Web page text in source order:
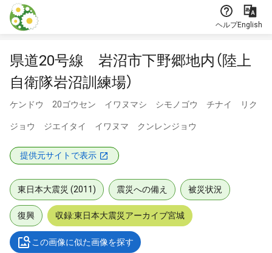
本文に飛ぶ
ヘルプEnglish
県道20号線 岩沼市下野郷地内（陸上
自衛隊岩沼訓練場）
ケンドウ 20ゴウセン イワヌマシ シモノゴウ チナイ リク
ジョウ ジエイタイ イワヌマ クンレンジョウ
提供元サイトで表示
東日本大震災 (2011) 震災への備え 被災状況
復興 収録:東日本大震災アーカイブ宮城
この画像に似た画像を探す